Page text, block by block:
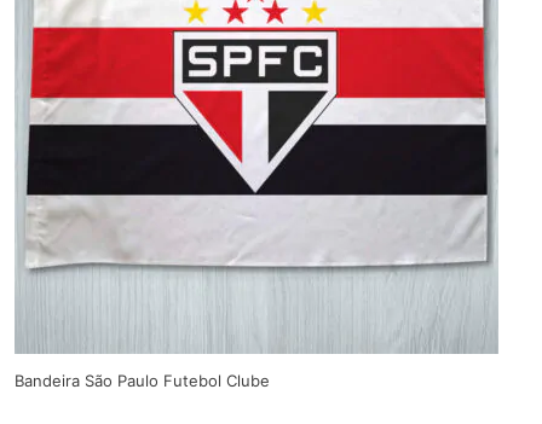
Bandeira São Paulo Futebol Clube